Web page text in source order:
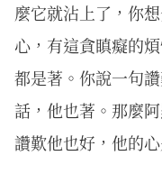
麼它就沾上了，你
心，有這貪瞋癡的
都是著。你說一句
話，他也著。那麼
讚歎他也好，他的